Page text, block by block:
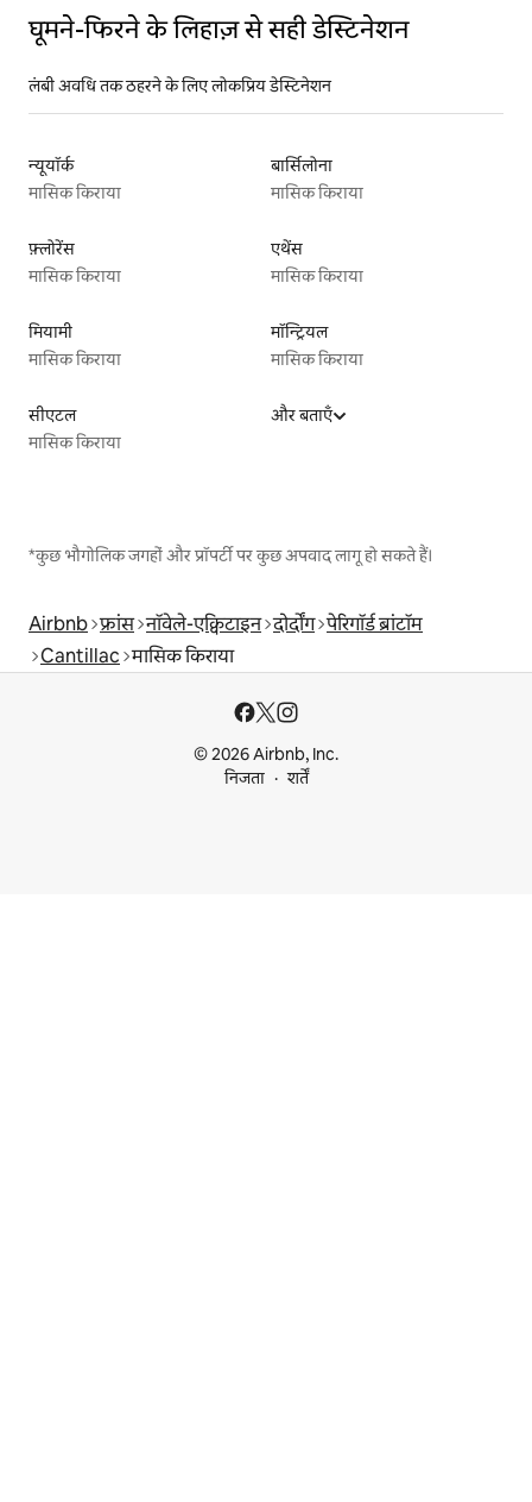
घूमने-फिरने के लिहाज़ से सही डेस्टिनेशन
लंबी अवधि तक ठहरने के लिए लोकप्रिय डेस्टिनेशन
न्यूयॉर्क
मासिक किराया
बार्सिलोना
मासिक किराया
फ़्लोरेंस
मासिक किराया
एथेंस
मासिक किराया
मियामी
मासिक किराया
मॉन्ट्रियल
मासिक किराया
सीएटल
मासिक किराया
और बताएँ
*कुछ भौगोलिक जगहों और प्रॉपर्टी पर कुछ अपवाद लागू हो सकते हैं।
Airbnb फ्रांस नॉवेले-एक्विटाइन दोर्दोंग पेरिगॉर्ड ब्रांटॉम
Cantillac मासिक किराया
© 2026 Airbnb, Inc.
निजता
शर्तें